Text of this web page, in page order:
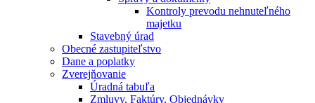
Kontroly prevodu nehnuteľného
majetku
Stavebný úrad
Obecné zastupiteľstvo
Dane a poplatky
Zverejňovanie
Úradná tabuľa
Zmluvy, Faktúry, Objednávky